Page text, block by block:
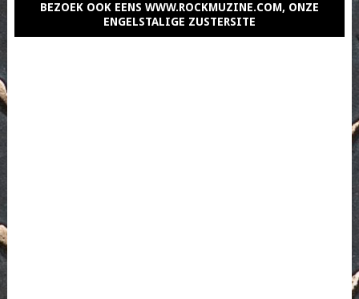
BEZOEK OOK EENS WWW.ROCKMUZINE.COM, ONZE
ENGELSTALIGE ZUSTERSITE